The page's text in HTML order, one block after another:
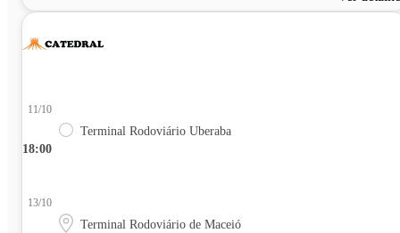
18:00
11/10
Terminal Rodoviário Uberaba
13/10
Terminal Rodoviário de Maceió